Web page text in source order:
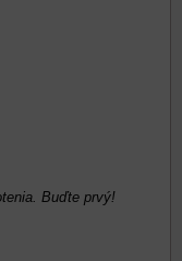
Buďte prvý!